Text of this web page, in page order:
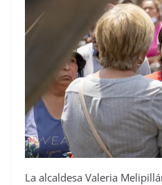
La alcaldesa Valeria